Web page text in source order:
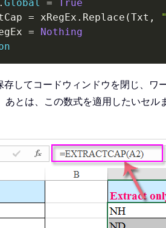
. Global =
True
= xRegEx . Replace (Txt ,
=
Nothing
してコードウィンドウを閉じ、ワ
あとは、この数式を適用したいセ